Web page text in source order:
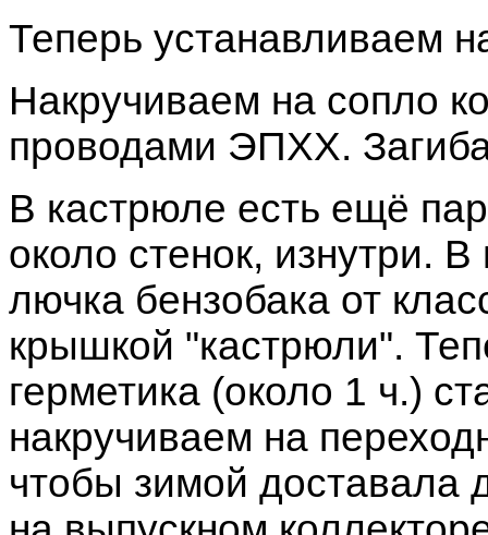
Теперь устанавливаем
Накручиваем на сопло
проводами ЭПХХ.
В кастрюле есть ещё
около стенок, изнутри.
лючка бензобака от
крышкой "кастрюли".
герметика (около 1 ч.)
накручиваем на
чтобы зимой доставала